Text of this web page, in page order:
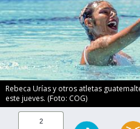
Rebeca Urías y otros atletas
este jueves. (Foto: COG)
2